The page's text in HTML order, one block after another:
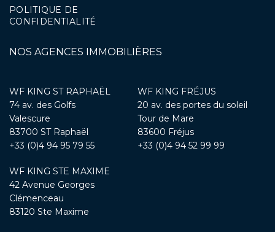
POLITIQUE DE
CONFIDENTIALITÉ
NOS AGENCES IMMOBILIÈRES
WF KING ST RAPHAËL
74 av. des Golfs
Valescure
83700 ST Raphaël
+33 (0)4 94 95 79 55
WF KING FRÉJUS
20 av. des portes du soleil
Tour de Mare
83600 Fréjus
+33 (0)4 94 52 99 99
WF KING STE MAXIME
42 Avenue Georges
Clémenceau
83120 Ste Maxime